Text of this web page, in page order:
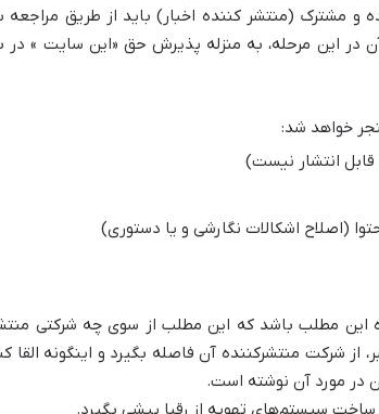
مشترک (منتشر کننده اخبار) باید از طریق مراجعه
در این مرحله، به منزله پذیرش حق «این سایت » در
خواهد شد:
قابل انتشار نیست)
(اصلاح اشکالات نگارشی و یا دستوری)
این مطلب باشد که این مطلب از سوی چه شرکتی
شرکت منتشرکننده آن فاصله بگیرد و اینگونه القا
در مورد آن نوشته است.
سیستم‌های تهویه از رقبا پیشی بگیرد.